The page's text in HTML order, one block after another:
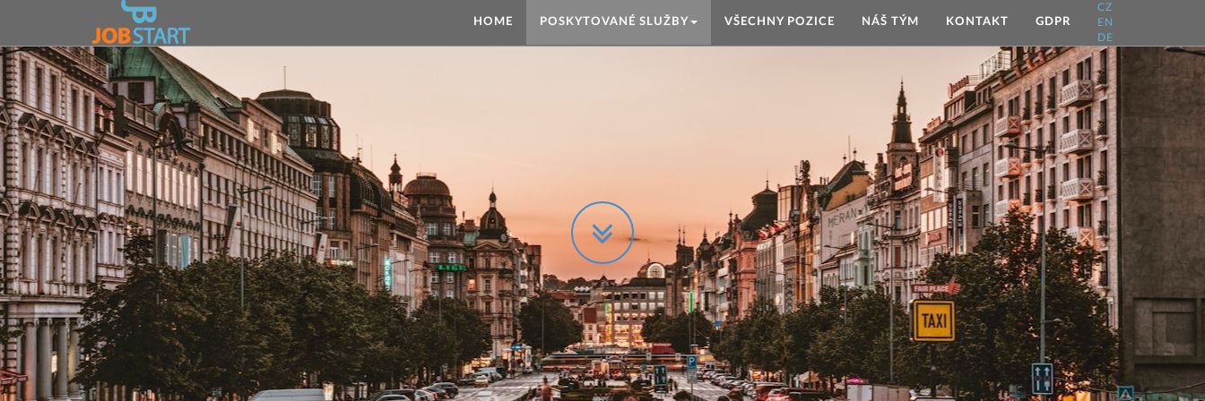
HOME POSKYTOVANÉ SLUŽBY VŠECHNY POZICE NÁŠ TÝM KONTAKT GDPR
CZ
EN
DE